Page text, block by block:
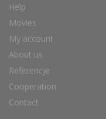
Help
Movies
My account
About us
Referencje
Cooperation
Contact